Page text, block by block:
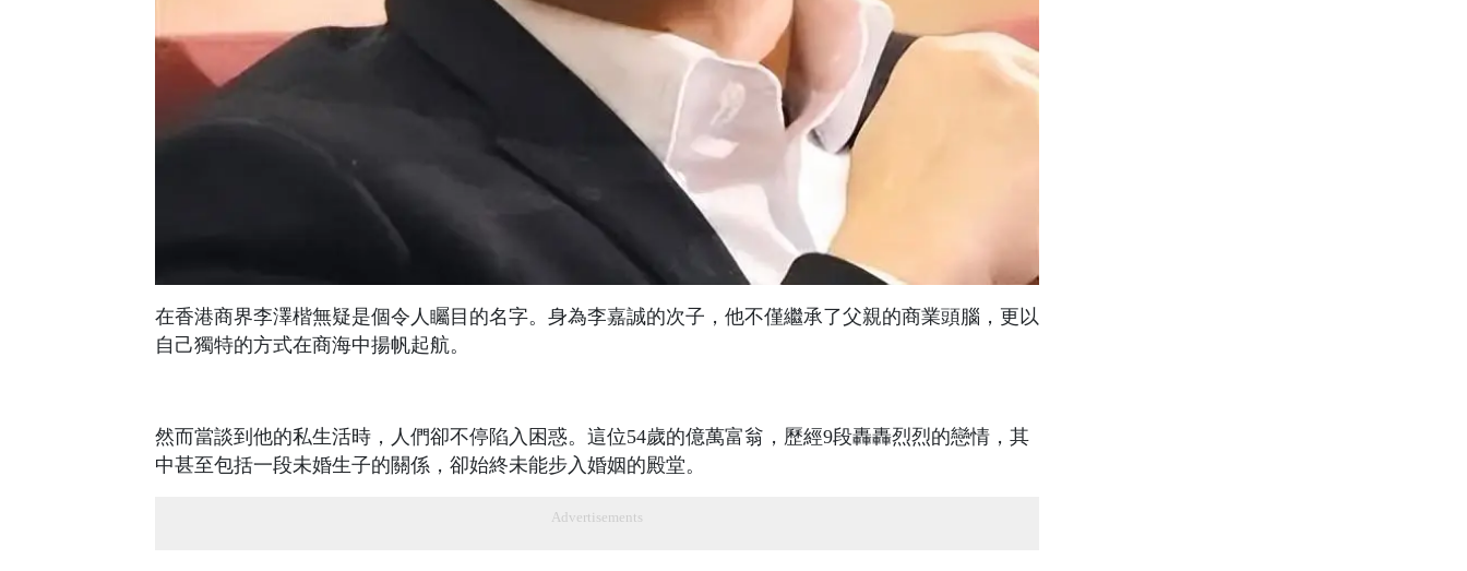
在香港商界李澤楷無疑是個令人矚目的名字。身為李嘉誠的次子，他不僅繼承了父親的商業頭腦，更以
自己獨特的方式在商海中揚帆起航。
然而當談到他的私生活時，人們卻不停陷入困惑。這位54歲的億萬富翁，歷經9段轟轟烈烈的戀情，其
中甚至包括一段未婚生子的關係，卻始終未能步入婚姻的殿堂。
Advertisements